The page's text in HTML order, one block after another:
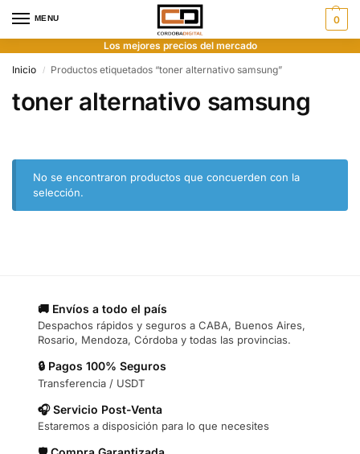
MENU 0
Los mejores precios del mercado
Inicio
/ Productos etiquetados “toner alternativo samsung”
toner alternativo samsung
No se encontraron productos que concuerden con la
selección.
🚚 Envíos a todo el país
Despachos rápidos y seguros a CABA, Buenos Aires,
Rosario, Mendoza, Córdoba y todas las provincias.
🔒 Pagos 100% Seguros
Transferencia / USDT
🎧 Servicio Post-Venta
Estaremos a disposición para lo que necesites